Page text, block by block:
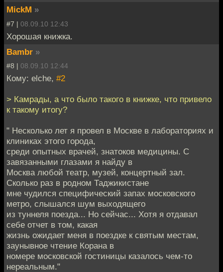
MickM »
#7 | 08.09.10 12:43
Хорошая книжка.
Bambr »
#8 | 08.09.10 12:44
Кому: elche, #2
> Камрады, а что было такого в книжке, что привело
к такому итогу?
" Несколько лет я провел в Москве в лабораториях и
клиниках этого города,
среди опытных врачей, знатоков медицины. С
завязанными глазами я найду в
Москва любой театр, музей, концертный зал.
Сколько раз в родном Таджикистане
мне чудился специфический запах московского
метро, слышался шум выходящего
из туннеля поезда... Но сейчас... Хотя я отдавал
себе отчет в том, какая
жизнь ожидает меня в поездке к святым местам,
заунывное чтение Корана в
номере московской гостиницы казалось чем-то
нереальным."